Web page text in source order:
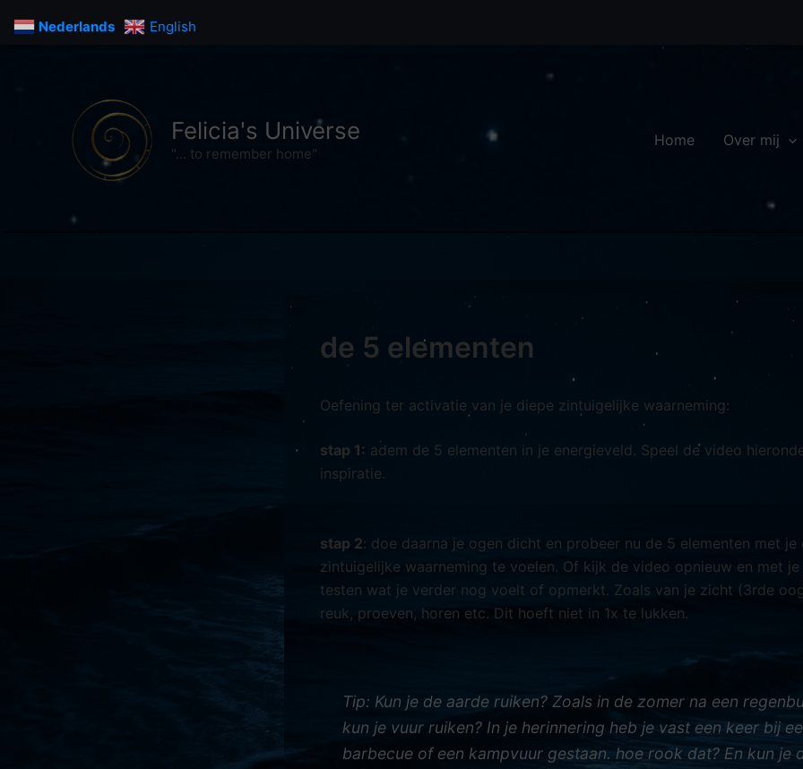
naar
Felicia's Universe
"... to remember home"
Home Over mij
de 5 elementen
Oefening ter activatie van je diepe zintuigelijke waarneming:
stap 1: adem de 5 elementen in je energieveld. Speel de video
inspiratie.
stap 2: doe daarna je ogen dicht en probeer nu de 5 elementen met je
zintuigelijke waarneming te voelen. Of kijk de video opnieuw en met
testen wat je verder nog voelt of opmerkt. Zoals van je zicht (3rde
reuk, proeven, horen etc. Dit hoeft niet in 1x te lukken.
Tip: Kun je de aarde ruiken? Zoals in de zomer na een
kun je vuur ruiken? In je herinnering heb je vast een keer bij
barbecue of een kampvuur gestaan. hoe rook dat? En kun je
Nederlands English